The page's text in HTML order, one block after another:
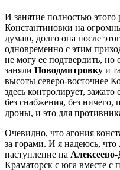
И занятие полностью этого
Константиновки на
думаю, долго она после
одновременно с этим
не могу ее подтвердить,
заняли Новодмитровку и
высоты северо-восточнее
здесь контролирует,
без снабжения, без
дроны, и это для
Очевидно, что агония
за горами. И я надеюсь,
наступление на
Краматорск с юга вместе с